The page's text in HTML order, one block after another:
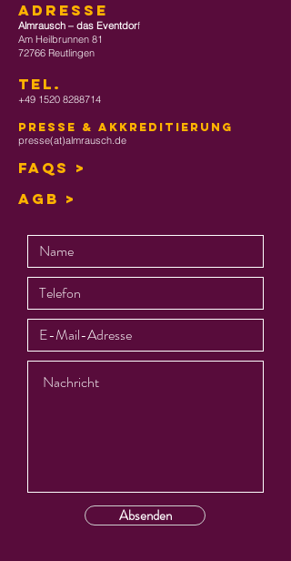
ADRESSE
Almrausch – das Eventdorf
Am Heilbrunnen 81
72766 Reutlingen
TEL .
+49 1520 8288714
Presse & Akkreditierung
presse(at)almrausch.de
FAQs >
AGB >
Absenden